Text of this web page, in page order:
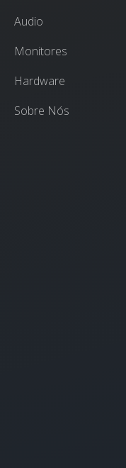
Audio
Monitores
Hardware
Sobre Nós